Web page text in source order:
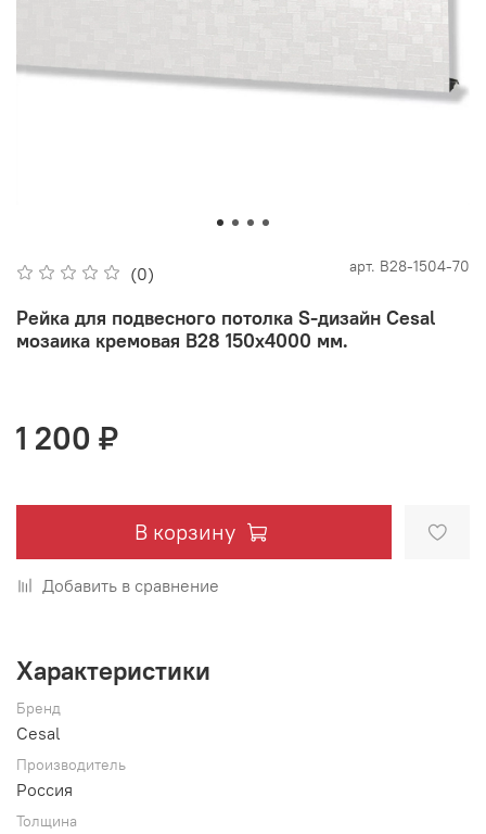
(0) арт. В28-1504-70
Рейка для подвесного потолка S-дизайн Cesal
мозаика кремовая В28 150х4000 мм.
1 200 ₽
В корзину
Добавить в сравнение
Характеристики
Бренд
Cesal
Производитель
Россия
Толщина